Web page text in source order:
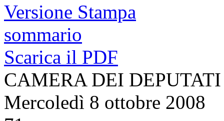
Versione Stampa
sommario
Scarica il PDF
CAMERA DEI DEPUTATI
Mercoledì 8 ottobre 2008